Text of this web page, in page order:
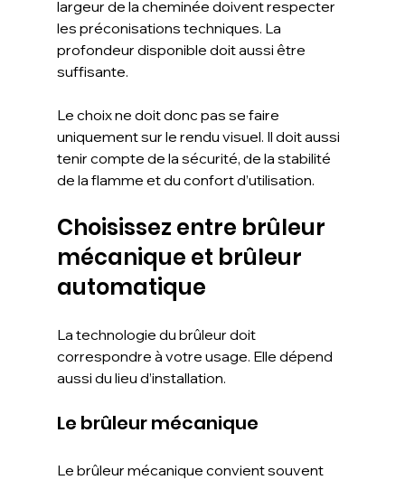
largeur de la cheminée doivent respecter
les préconisations techniques. La
profondeur disponible doit aussi être
suffisante.
Le choix ne doit donc pas se faire
uniquement sur le rendu visuel. Il doit aussi
tenir compte de la sécurité, de la stabilité
de la flamme et du confort d’utilisation.
Choisissez entre brûleur
mécanique et brûleur
automatique
La technologie du brûleur doit
correspondre à votre usage. Elle dépend
aussi du lieu d’installation.
Le brûleur mécanique
Le brûleur mécanique convient souvent